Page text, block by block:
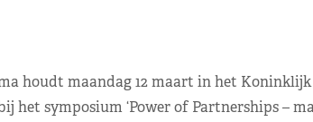
houdt maandag 12 maart in het
het symposium ‘Power of Partnerships –